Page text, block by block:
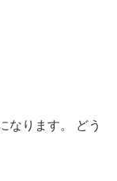
なります。 どう